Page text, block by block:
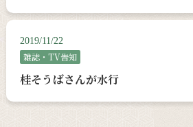
2019/11/22
雑誌・TV告知
桂そうばさんが水行